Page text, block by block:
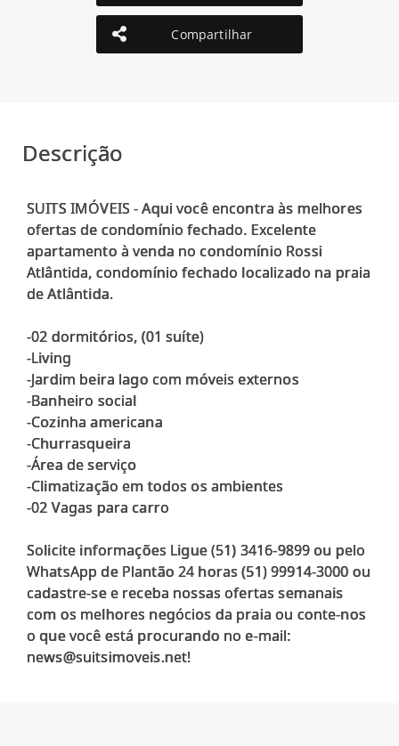
Compartilhar
Descrição
SUITS IMÓVEIS - Aqui você encontra às melhores
ofertas de condomínio fechado. Excelente
apartamento à venda no condomínio Rossi
Atlântida, condomínio fechado localizado na praia
de Atlântida.
-02 dormitórios, (01 suíte)
-Living
-Jardim beira lago com móveis externos
-Banheiro social
-Cozinha americana
-Churrasqueira
-Área de serviço
-Climatização em todos os ambientes
-02 Vagas para carro
Solicite informações Ligue (51) 3416-9899 ou pelo
WhatsApp de Plantão 24 horas (51) 99914-3000 ou
cadastre-se e receba nossas ofertas semanais
com os melhores negócios da praia ou conte-nos
o que você está procurando no e-mail: